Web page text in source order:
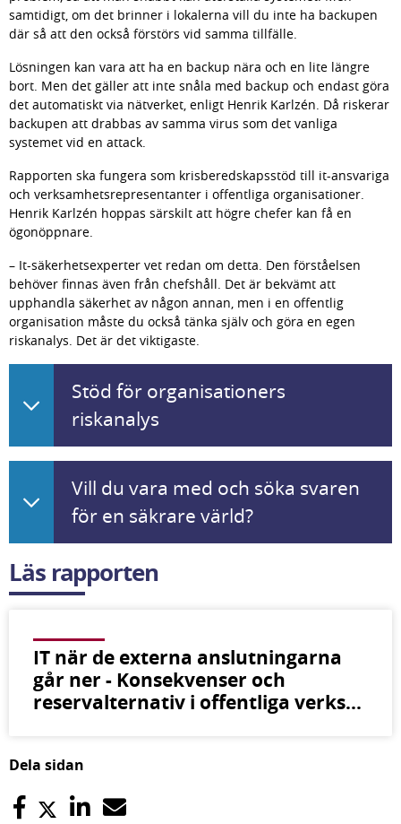
samtidigt, om det brinner i lokalerna vill du inte ha backupen
där så att den också förstörs vid samma tillfälle.
Lösningen kan vara att ha en backup nära och en lite längre
bort. Men det gäller att inte snåla med backup och endast göra
det automatiskt via nätverket, enligt Henrik Karlzén. Då riskerar
backupen att drabbas av samma virus som det vanliga
systemet vid en attack.
Rapporten ska fungera som krisberedskapsstöd till it-ansvariga
och verksamhetsrepresentanter i offentliga organisationer.
Henrik Karlzén hoppas särskilt att högre chefer kan få en
ögonöppnare.
– It-säkerhetsexperter vet redan om detta. Den förståelsen
behöver finnas även från chefshåll. Det är bekvämt att
upphandla säkerhet av någon annan, men i en offentlig
organisation måste du också tänka själv och göra en egen
riskanalys. Det är det viktigaste.
Stöd för organisationers
riskanalys
Vill du vara med och söka svaren
för en säkrare värld?
Läs rapporten
IT när de externa anslutningarna
går ner - Konsekvenser och
reservalternativ i offentliga verks…
Dela sidan